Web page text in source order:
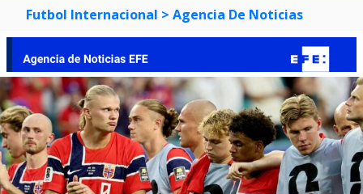
Futbol Internacional > Agencia De Noticias